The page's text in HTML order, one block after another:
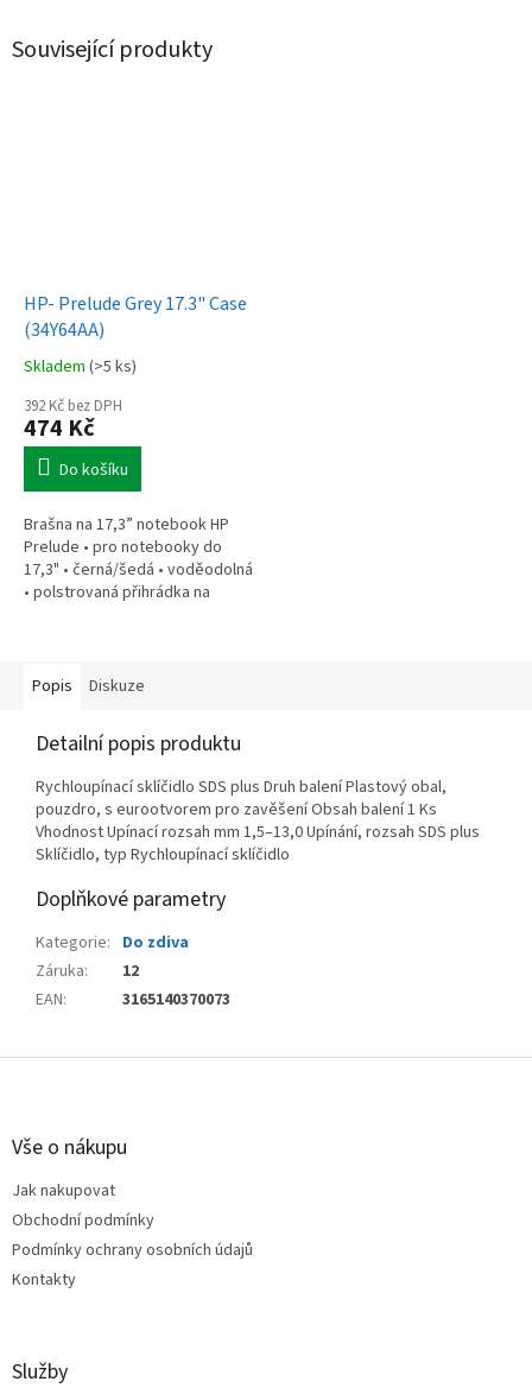
Související produkty
HP- Prelude Grey 17.3" Case
(34Y64AA)
Skladem (>5 ks)
392 Kč bez DPH
474 Kč
Do košíku
Brašna na 17,3” notebook HP
Prelude • pro notebooky do
17,3" • černá/šedá • voděodolná
• polstrovaná přihrádka na
Popis Diskuze
Detailní popis produktu
Rychloupínací sklíčidlo SDS plus Druh balení Plastový obal,
pouzdro, s eurootvorem pro zavěšení Obsah balení 1 Ks
Vhodnost Upínací rozsah mm 1,5–13,0 Upínání, rozsah SDS plus
Sklíčidlo, typ Rychloupínací sklíčidlo
Doplňkové parametry
Kategorie: Do zdiva
Záruka:
12
EAN: 3165140370073
Z
Vše o nákupu
Jak nakupovat
Obchodní podmínky
Podmínky ochrany osobních údajů
Kontakty
Služby